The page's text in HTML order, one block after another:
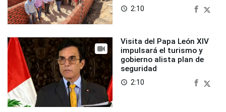
access_time 2:10
Visita del Papa León XIV
impulsará el turismo y
gobierno alista plan de
seguridad
access_time 2:10